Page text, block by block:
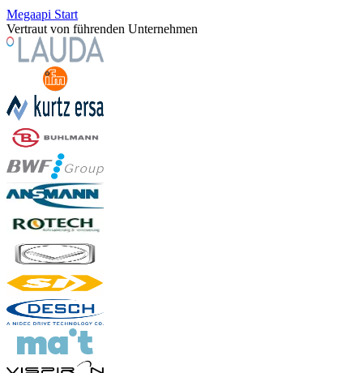
Megaapi Start
Vertraut von führenden Unternehmen